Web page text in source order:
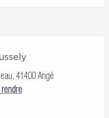
41400 Angé
rendre